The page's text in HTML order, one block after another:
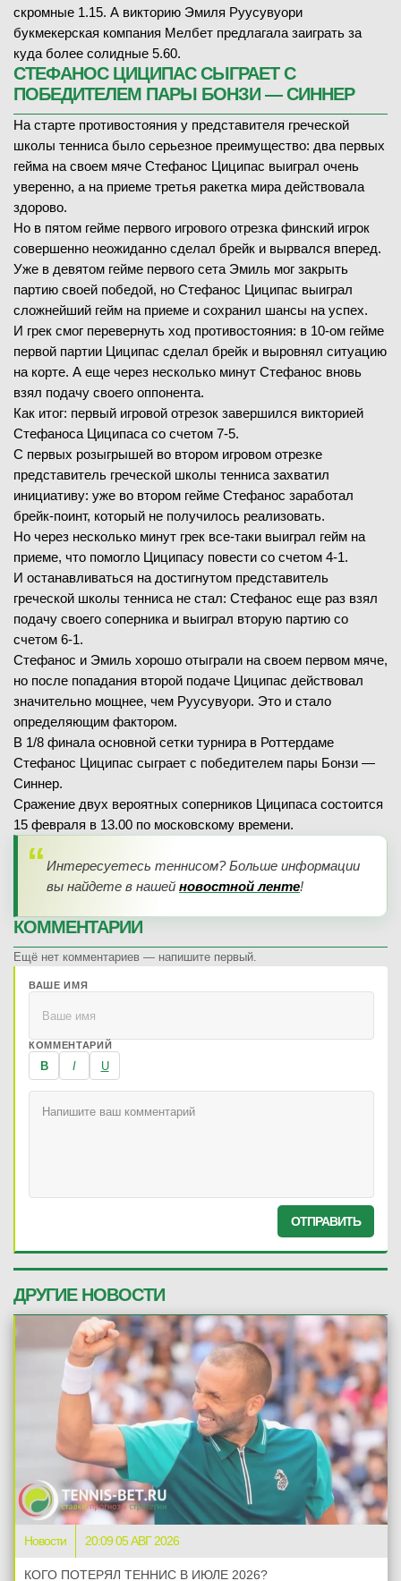
скромные 1.15. А викторию Эмиля Руусувуори
букмекерская компания Мелбет предлагала заиграть за
куда более солидные 5.60.
СТЕФАНОС ЦИЦИПАС СЫГРАЕТ С
ПОБЕДИТЕЛЕМ ПАРЫ БОНЗИ — СИННЕР
На старте противостояния у представителя греческой
школы тенниса было серьезное преимущество: два первых
гейма на своем мяче Стефанос Циципас выиграл очень
уверенно, а на приеме третья ракетка мира действовала
здорово.
Но в пятом гейме первого игрового отрезка финский игрок
совершенно неожиданно сделал брейк и вырвался вперед.
Уже в девятом гейме первого сета Эмиль мог закрыть
партию своей победой, но Стефанос Циципас выиграл
сложнейший гейм на приеме и сохранил шансы на успех.
И грек смог перевернуть ход противостояния: в 10-ом гейме
первой партии Циципас сделал брейк и выровнял ситуацию
на корте. А еще через несколько минут Стефанос вновь
взял подачу своего оппонента.
Как итог: первый игровой отрезок завершился викторией
Стефаноса Циципаса со счетом 7-5.
С первых розыгрышей во втором игровом отрезке
представитель греческой школы тенниса захватил
инициативу: уже во втором гейме Стефанос заработал
брейк-поинт, который не получилось реализовать.
Но через несколько минут грек все-таки выиграл гейм на
приеме, что помогло Циципасу повести со счетом 4-1.
И останавливаться на достигнутом представитель
греческой школы тенниса не стал: Стефанос еще раз взял
подачу своего соперника и выиграл вторую партию со
счетом 6-1.
Стефанос и Эмиль хорошо отыграли на своем первом мяче,
но после попадания второй подаче Циципас действовал
значительно мощнее, чем Руусувуори. Это и стало
определяющим фактором.
В 1/8 финала основной сетки турнира в Роттердаме
Стефанос Циципас сыграет с победителем пары Бонзи —
Синнер.
Сражение двух вероятных соперников Циципаса состоится
15 февраля в 13.00 по московскому времени.
Интересуетесь теннисом? Больше информации
вы найдете в нашей новостной ленте!
КОММЕНТАРИИ
Ещё нет комментариев — напишите первый.
ВАШЕ ИМЯ
КОММЕНТАРИЙ
B I U
ОТПРАВИТЬ
ДРУГИЕ НОВОСТИ
Новости 20:09 05 АВГ 2026
КОГО ПОТЕРЯЛ ТЕННИС В ИЮЛЕ 2026?